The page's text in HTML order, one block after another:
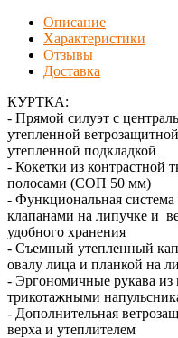
Описание
Характеристики
Отзывы
Доставка
КУРТКА:
- Прямой силуэт с
утепленной
утепленной подкладкой
- Кокетки из контрастной
полосами (СОП 50 мм)
- Функциональная
клапанами на липучке и
удобного хранения
- Съемный утепленный
овалу лица и планкой на
- Эргономичные рукава
трикотажными
- Дополнительная
верха и утеплителем